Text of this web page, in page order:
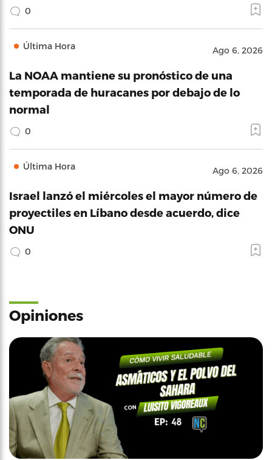
0
Última Hora Ago 6, 2026
La NOAA mantiene su pronóstico de una
temporada de huracanes por debajo de lo
normal
0
Última Hora Ago 6, 2026
Israel lanzó el miércoles el mayor número de
proyectiles en Líbano desde acuerdo, dice
ONU
0
Opiniones